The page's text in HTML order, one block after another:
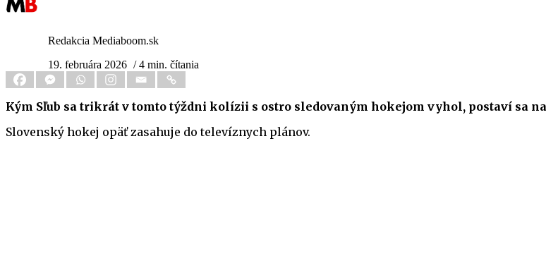
Redakcia Mediaboom.sk
19. februára 2026 / 4 min. čítania
Kým Sľub sa trikrát v tomto týždni kolízii s ostro sledovaným hokejom vyhol, postaví sa
Slovenský hokej opäť zasahuje do televíznych plánov.